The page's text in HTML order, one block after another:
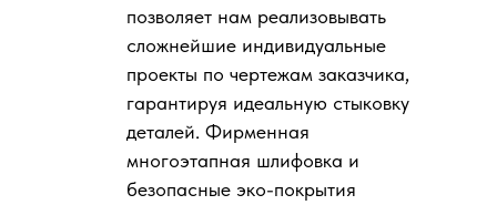
позволяет нам реализовывать
сложнейшие индивидуальные
проекты по чертежам заказчика,
гарантируя идеальную стыковку
деталей. Фирменная
многоэтапная шлифовка и
безопасные эко-покрытия